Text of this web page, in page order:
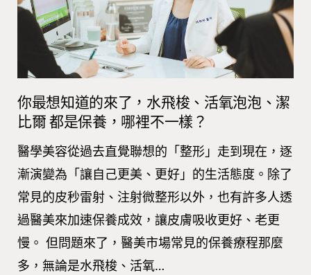
你最想知道的來了，水飛梭、活氧泡泡、潔
比爾 都是保養，哪裡不一樣？
醫學美容從過去直覺聯想的「整形」走到現在，逐
漸演變為「讓自己更美、更好」的生活態度。除了
常見的皮秒雷射、注射微整形以外，也有許多人透
過醫美來加速保養成效，讓皮膚吸收更好、老更
慢。 但問題來了，醫美市場常見的保養療程那麼
多，無論是水飛梭、活氧…